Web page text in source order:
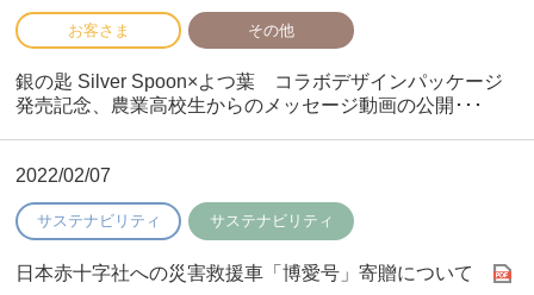
銀の匙 Silver Spoon×よつ葉 コラボデザインパッケージ
発売記念、農業高校生からのメッセージ動画の公開･･･
2022/02/07
日本赤十字社への災害救援車「博愛号」寄贈について